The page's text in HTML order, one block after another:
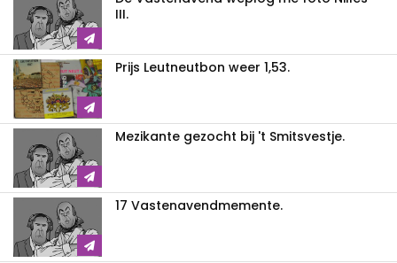
III.
Prijs Leutneutbon weer 1,53.
Mezikante gezocht bij 't Smitsvestje.
17 Vastenavendmemente.